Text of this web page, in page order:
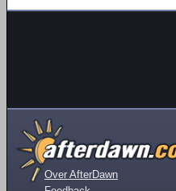
Over AfterDawn